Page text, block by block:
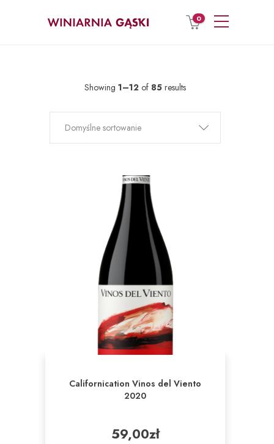
0
Showing 1–12 of 85 results
Domyślne sortowanie
Californication Vinos del Viento
2020
59,00zł